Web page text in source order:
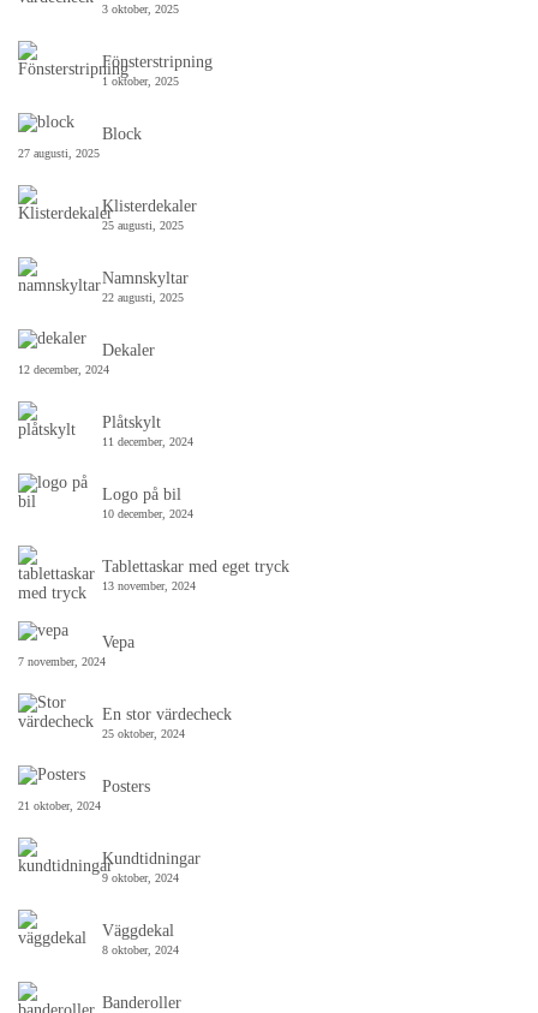
3 oktober, 2025
Fönsterstripning
1 oktober, 2025
Block
27 augusti, 2025
Klisterdekaler
25 augusti, 2025
Namnskyltar
22 augusti, 2025
Dekaler
12 december, 2024
Plåtskylt
11 december, 2024
Logo på bil
10 december, 2024
Tablettaskar med eget tryck
13 november, 2024
Vepa
7 november, 2024
En stor värdecheck
25 oktober, 2024
Posters
21 oktober, 2024
Kundtidningar
9 oktober, 2024
Väggdekal
8 oktober, 2024
Banderoller